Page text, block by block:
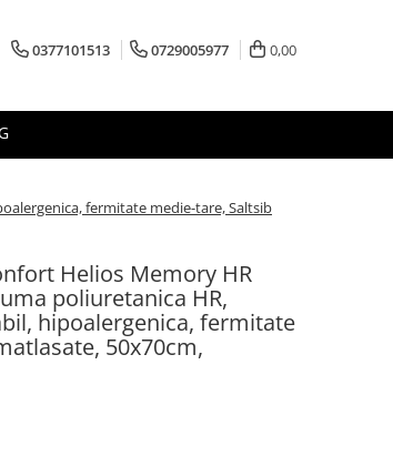
0377101513 0729005977 0,00
fermitate medie-tare, Saltsib
Helios Memory HR
poliuretanica HR,
hipoalergenica, fermitate
50x70cm,